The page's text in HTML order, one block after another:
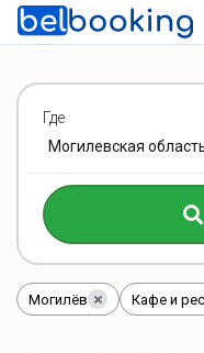
Где
Могилёв Кафе и